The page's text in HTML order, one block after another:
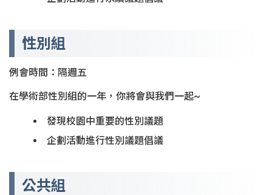
性別組
例會時間：隔週五
在學術部性別組的一年，你將會與我們一起~
發現校園中重要的性別議題
企劃活動進行性別議題倡議
公共組